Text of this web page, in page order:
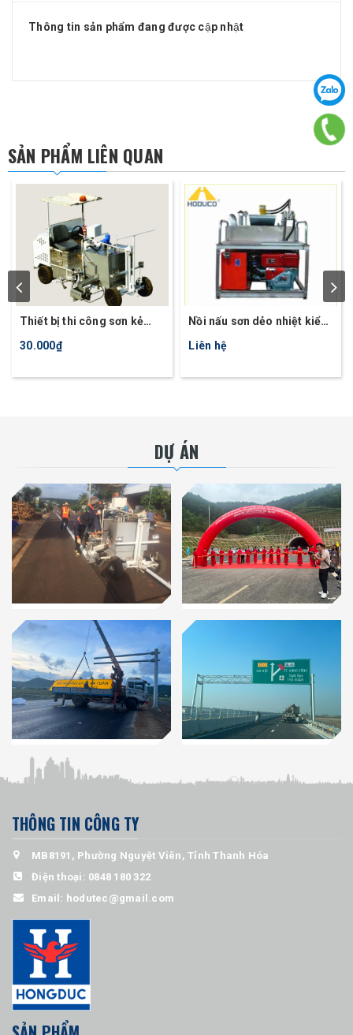
Thông tin sản phẩm đang được cập nhật
SẢN PHẨM LIÊN QUAN
Thiết bị thi công sơn kẻ
đường tự động HDT11
30.000₫
Nồi nấu sơn dẻo nhiệt kiểu
nồi đơn ATM300
Liên hệ
DỰ ÁN
THÔNG TIN CÔNG TY
MB8191, Phường Nguyệt Viên, Tỉnh Thanh Hóa
Điện thoại: 0848 180 322
Email: hodutec@gmail.com